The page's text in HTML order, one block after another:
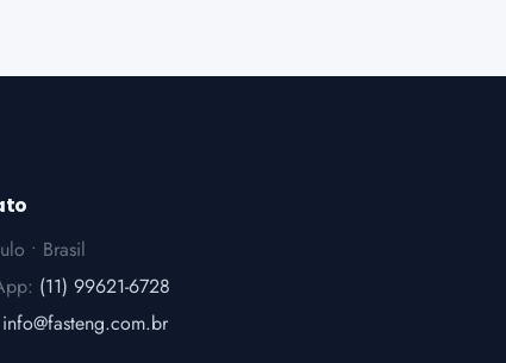
• Brasil
(11) 99621-6728
info@fasteng.com.br